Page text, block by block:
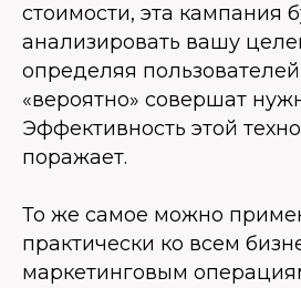
стоимости, эта кампания
анализировать вашу
определяя
«вероятно» совершат
Эффективность этой
поражает.
То же самое можно
практически ко всем
маркетинговым